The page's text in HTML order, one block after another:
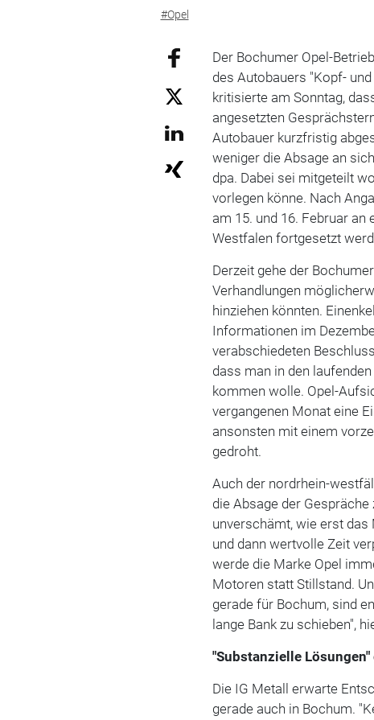
#Opel
Der Bochumer Opel-
des Autobauers "Kopf-
kritisierte am Sonntag,
angesetzten
Autobauer kurzfristig
weniger die Absage an
dpa. Dabei sei mitgeteilt
vorlegen könne. Nach
am 15. und 16. Februar
Westfalen fortgesetzt
Derzeit gehe der
Verhandlungen
hinziehen könnten.
Informationen im
verabschiedeten
dass man in den
kommen wolle. Opel-
vergangenen Monat eine
ansonsten mit einem
gedroht.
Auch der nordrhein-
die Absage der
unverschämt, wie erst
und dann wertvolle Zeit
werde die Marke Opel
Motoren statt Stillstand.
gerade für Bochum, sind
lange Bank zu schieben",
"Substanzielle
Die IG Metall erwarte
gerade auch in Bochum.